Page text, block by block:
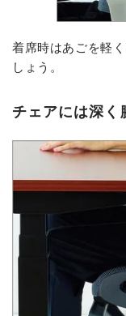
着席時はあごを軽
しょう。
チェアには深く